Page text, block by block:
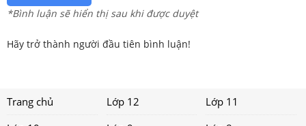
*Bình luận sẽ hiển thị sau khi được duyệt
Hãy trở thành người đầu tiên bình luận!
Trang chủ Lớp 12
Lớp 11